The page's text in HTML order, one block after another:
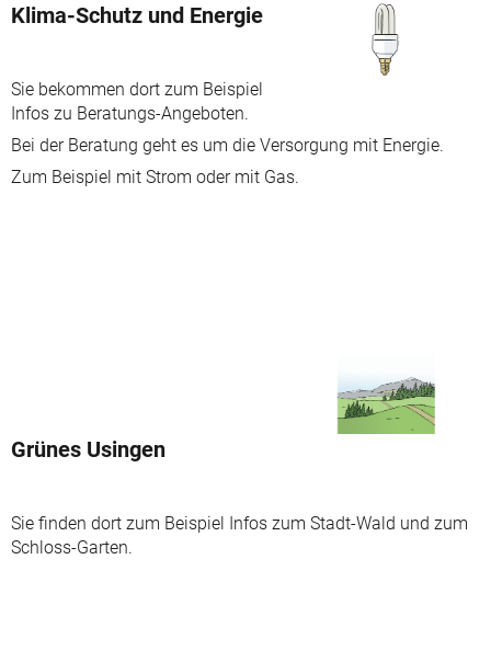
Klima-Schutz und Energie
Sie bekommen dort zum Beispiel
Infos zu Beratungs-Angeboten.
Bei der Beratung geht es um die Versorgung mit Energie.
Zum Beispiel mit Strom oder mit Gas.
Grünes Usingen
Sie finden dort zum Beispiel Infos zum Stadt-Wald und zum
Schloss-Garten.